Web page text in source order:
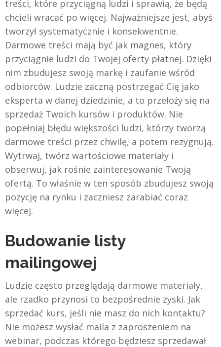
treści, które przyciągną ludzi i sprawią, że będą
chcieli wracać po więcej. Najważniejsze jest, abyś
tworzył systematycznie i konsekwentnie.
Darmowe treści mają być jak magnes, który
przyciągnie ludzi do Twojej oferty płatnej. Dzięki
nim zbudujesz swoją markę i zaufanie wśród
odbiorców. Ludzie zaczną postrzegać Cię jako
eksperta w danej dziedzinie, a to przełoży się na
sprzedaż Twoich kursów i produktów. Nie
popełniaj błędu większości ludzi, którzy tworzą
darmowe treści przez chwilę, a potem rezygnują.
Wytrwaj, twórz wartościowe materiały i
obserwuj, jak rośnie zainteresowanie Twoją
ofertą. To właśnie w ten sposób zbudujesz swoją
pozycję na rynku i zaczniesz zarabiać coraz
więcej.
Budowanie listy
mailingowej
Ludzie często przeglądają darmowe materiały,
ale rzadko przynosi to bezpośrednie zyski. Jak
sprzedać kurs, jeśli nie masz do nich kontaktu?
Nie możesz wysłać maila z zaproszeniem na
webinar, podczas którego będziesz sprzedawał